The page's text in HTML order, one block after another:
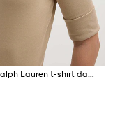
Lauren Ralph Lauren t-shirt damski z bawełny